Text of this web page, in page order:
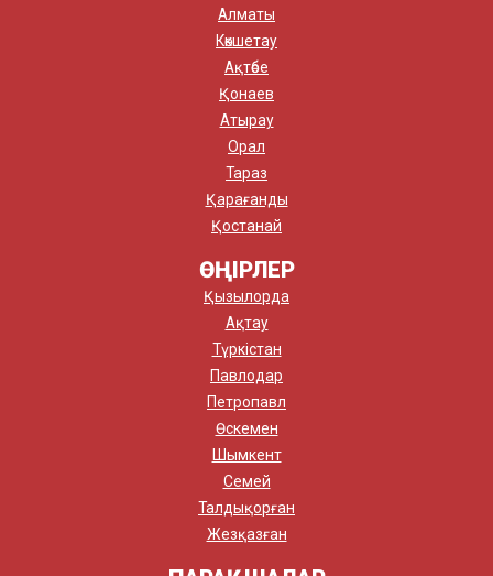
Алматы
Көкшетау
Ақтөбе
Қонаев
Атырау
Орал
Тараз
Қарағанды
Қостанай
ӨҢІРЛЕР
Қызылорда
Ақтау
Түркістан
Павлодар
Петропавл
Өскемен
Шымкент
Семей
Талдықорған
Жезқазған